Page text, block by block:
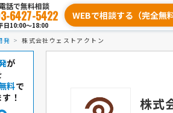
話で無料相談
6427-5422
日10:00〜18:00
WEBで相談する（完全無料
発 株式会社ウェストアクトン
が
料で
！
株式